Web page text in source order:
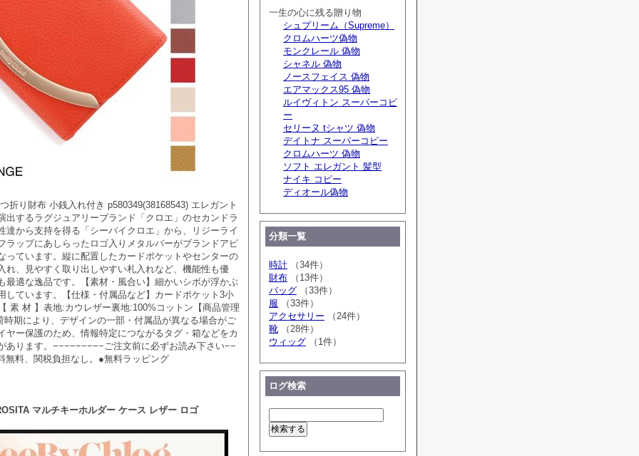
折り財布 小銭入れ付き p580349(38168543) エレガント
出するラグジュアリーブランド「クロエ」のセカンドラ
達から支持を得る「シーバイクロエ」から、リジーライ
ラップにあしらったロゴ入りメタルバーがブランドアピ
っています。縦に配置したカードポケットやセンターの
れ、見やすく取り出しやすい札入れなど、機能性も優
最適な逸品です。【素材・風合い】細かいシボが浮かぶ
しています。【仕様・付属品など】カードポケット3小
素 材 】表地:カウレザー裏地:100%コットン【商品管理
時期により、デザインの一部・付属品が異なる場合がご
ヤー保護のため、情報特定につながるタグ・箱などをカ
あります。−−−−−−−−−ご注文前に必ずお読み下さい−−
料、関税負担なし。●無料ラッピング
マルチキーホルダー ケース レザー ロゴ
一生の心に残る贈り物
シュプリーム（Supreme）
クロムハーツ偽物
モンクレール 偽物
シャネル 偽物
ノースフェイス 偽物
エアマックス95 偽物
ルイヴィトン スーパーコピ
ー
セリーヌ tシャツ 偽物
デイトナ スーパーコピー
クロムハーツ 偽物
ソフト エレガント 髪型
ナイキ コピー
ディオール偽物
分類一覧
時計 （34件）
財布 （13件）
バッグ （33件）
服 （33件）
アクセサリー （24件）
靴 （28件）
ウィッグ （1件）
ログ検索